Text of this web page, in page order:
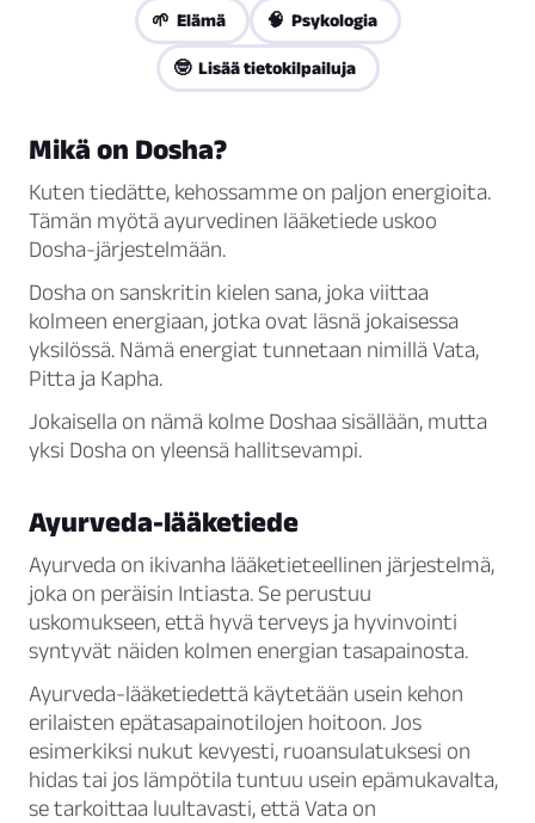
🌱 Elämä 🧠 Psykologia
🤓 Lisää tietokilpailuja
Mikä on Dosha?
Kuten tiedätte, kehossamme on paljon energioita.
Tämän myötä ayurvedinen lääketiede uskoo
Dosha-järjestelmään.
Dosha on sanskritin kielen sana, joka viittaa
kolmeen energiaan, jotka ovat läsnä jokaisessa
yksilössä. Nämä energiat tunnetaan nimillä Vata,
Pitta ja Kapha.
Jokaisella on nämä kolme Doshaa sisällään, mutta
yksi Dosha on yleensä hallitsevampi.
Ayurveda-lääketiede
Ayurveda on ikivanha lääketieteellinen järjestelmä,
joka on peräisin Intiasta. Se perustuu
uskomukseen, että hyvä terveys ja hyvinvointi
syntyvät näiden kolmen energian tasapainosta.
Ayurveda-lääketiedettä käytetään usein kehon
erilaisten epätasapainotilojen hoitoon. Jos
esimerkiksi nukut kevyesti, ruoansulatuksesi on
hidas tai jos lämpötila tuntuu usein epämukavalta,
se tarkoittaa luultavasti, että Vata on